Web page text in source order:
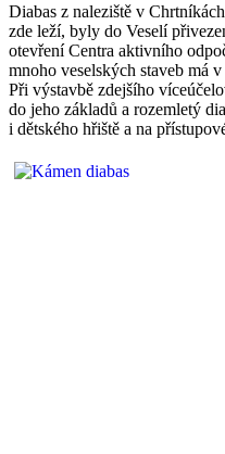
Diabas z naleziště v
zde leží, byly do Veselí
otevření Centra aktivního
mnoho veselských staveb má
Při výstavbě zdejšího
do jeho základů a rozemletý
i dětského hřiště a na